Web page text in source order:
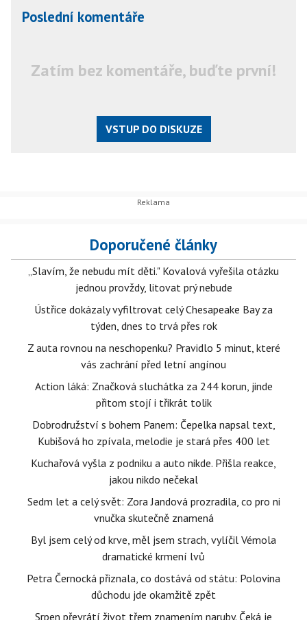
Poslední komentáře
Zatím bez komentáře, buďte první!
VSTUP DO DISKUZE
Doporučené články
„Slavím, že nebudu mít děti." Kovalová vyřešila otázku
jednou provždy, litovat prý nebude
Ústřice dokázaly vyfiltrovat celý Chesapeake Bay za
týden, dnes to trvá přes rok
Z auta rovnou na neschopenku? Pravidlo 5 minut, které
vás zachrání před letní angínou
Action láká: Značková sluchátka za 244 korun, jinde
přitom stojí i třikrát tolik
Dobrodružství s bohem Panem: Čepelka napsal text,
Kubišová ho zpívala, melodie je stará přes 400 let
Kuchařová vyšla z podniku a auto nikde. Přišla reakce,
jakou nikdo nečekal
Sedm let a celý svět: Zora Jandová prozradila, co pro ni
vnučka skutečně znamená
Byl jsem celý od krve, měl jsem strach, vylíčil Vémola
dramatické krmení lvů
Petra Černocká přiznala, co dostává od státu: Polovina
důchodu jde okamžitě zpět
Srpen převrátí život třem znamením naruby. Čeká je